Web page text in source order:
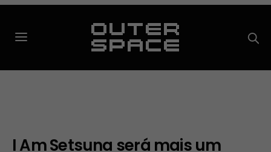
I Am Setsuna será mais um